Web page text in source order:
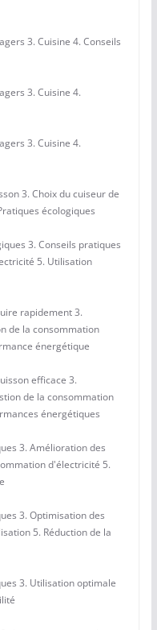
3. Cuisine 4. Conseils
3. Cuisine 4.
3. Cuisine 4.
3. Choix du cuiseur de
écologiques
3. Conseils pratiques
5. Utilisation
rapidement 3.
de la consommation
énergétique
efficace 3.
de la consommation
énergétiques
3. Amélioration des
d'électricité 5.
3. Optimisation des
5. Réduction de la
3. Utilisation optimale